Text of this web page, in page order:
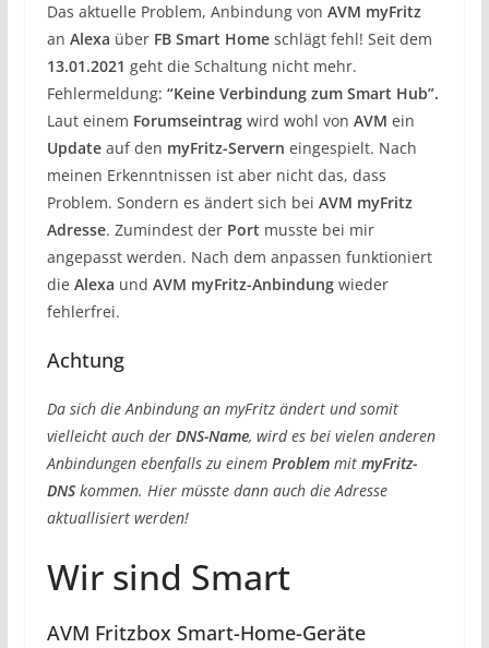
Das aktuelle Problem, Anbindung von AVM myFritz
an Alexa über FB Smart Homeschlägt fehl! Seit dem
13.01.2021 geht die Schaltung nicht mehr.
Fehlermeldung: “Keine Verbindung zum Smart Hub”.
Laut einem Forumseintragwird wohl von AVM ein
Updateauf den myFritz-Servern eingespielt. Nach
meinen Erkenntnissen ist aber nicht das, dass
Problem. Sondern es ändert sich bei AVM myFritz
Adresse. Zumindest der Port musste bei mir
angepasst werden. Nach dem anpassen funktioniert
die Alexa und AVM myFritz-Anbindungwieder
fehlerfrei.
Achtung
Da sich die Anbindung an myFritz ändert und somit
vielleicht auch der DNS-Name, wird es bei vielen anderen
Anbindungen ebenfalls zu einem Problemmit myFritz-
DNSkommen. Hier müsste dann auch die Adresse
aktuallisiert werden!
Wir sind Smart
AVM Fritzbox Smart-Home-Geräte